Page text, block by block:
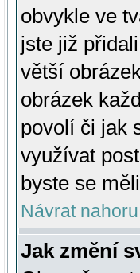
obvykle ve
jste již
větší
obrázek
povolí či jak
využívat
byste se
Návrat nahoru
Jak změní